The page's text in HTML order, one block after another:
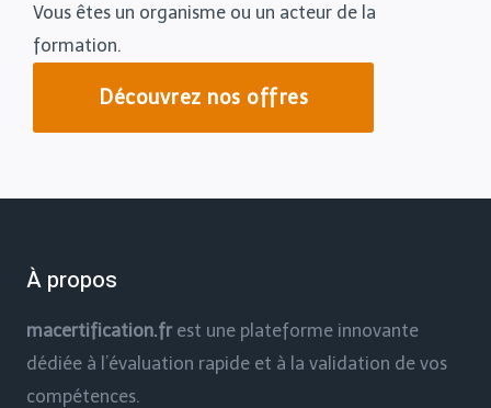
Vous êtes un organisme ou un acteur de la
formation.
Découvrez nos offres
À propos
macertification.frest une plateforme innovante
dédiée à l’évaluation rapide et à la validation de vos
compétences.